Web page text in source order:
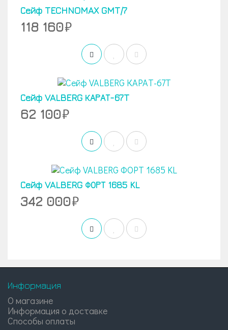
Сейф TECHNOMAX GMT/7
118 160
Сейф VALBERG КАРАТ-67T
62 100
Сейф VALBERG ФОРТ 1685 KL
342 000
Информация
О магазине
Информация о доставке
Способы оплаты